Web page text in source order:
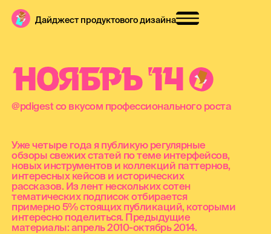
Дайджест продуктового дизайна
НОЯБРЬ'14
@pdigest со вкусом профессионального роста
Уже четыре года я публикую регулярные
обзоры свежих статей по теме интерфейсов,
новых инструментов и коллекций паттернов,
интересных кейсов и исторических
рассказов. Из лент нескольких сотен
тематических подписок отбирается
примерно 5% стоящих публикаций, которыми
интересно поделиться. Предыдущие
материалы: апрель 2010-октябрь 2014.